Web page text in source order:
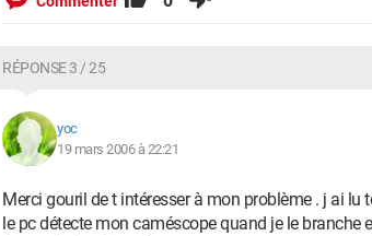
RÉPONSE 3 / 25
yoc
19 mars 2006 à 22:21
Merci gouril de t intéresser à mon problème . j ai
le pc détecte mon caméscope quand je le branche